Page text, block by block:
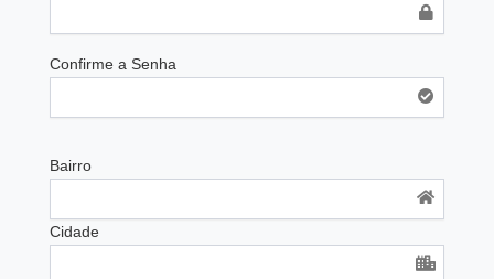
Confirme a Senha
Bairro
Cidade